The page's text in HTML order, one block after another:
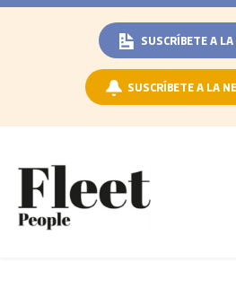
SUSCRÍBETE A
SUSCRÍBETE A LA